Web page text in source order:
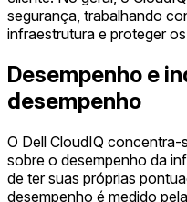
segurança, trabalhando
infraestrutura e proteger
Desempenho e
desempenho
O Dell CloudIQ
sobre o desempenho da
de ter suas próprias
desempenho é medido